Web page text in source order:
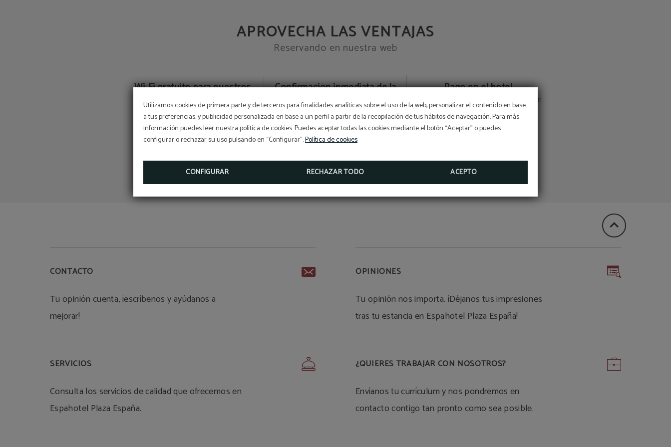
Utilizamos cookies de primera parte y de terceros para finalidades analíticas sobre el uso de la web, personalizar el contenido en base
a tus preferencias, y publicidad personalizada en base a un perfil a partir de la recopilación de tus hábitos de navegación. Para más
información puedes leer nuestra política de cookies. Puedes aceptar todas las cookies mediante el botón “Aceptar” o puedes
configurar o rechazar su uso pulsando en “Configurar”.Política de cookies
CONFIGURAR RECHAZAR TODO ACEPTO
APROVECHA LAS VENTAJAS
Reservando en nuestra web
Wi-Fi gratuito para nuestros
clientes
en todo el hotel
Confirmación inmediata de la
reserva en tiempo real
Mejor tarifa garantizada
Pago en el hotel
Reserva online y paga directamente en
el hotel.
CONTACTO
Tu opinión cuenta, ¡escríbenos y ayúdanos a
mejorar!
OPINIONES
Tu opinión nos importa. ¡Déjanos tus impresiones
tras tu estancia en Espahotel Plaza España!
SERVICIOS
Consulta los servicios de calidad que ofrecemos en
Espahotel Plaza España.
¿QUIERES TRABAJAR CON NOSOTROS?
Envíanos tu currículum y nos pondremos en
contacto contigo tan pronto como sea posible.